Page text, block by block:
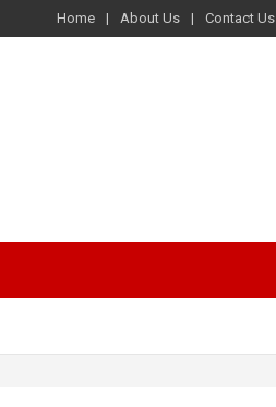
Home About Us Contact Us